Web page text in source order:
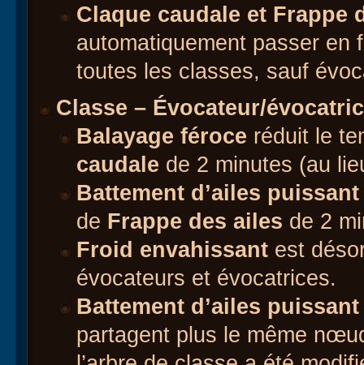
Claque caudale et Frappe
automatiquement passer en
toutes les classes, sauf
Classe – Évocateur/
Balayage féroce réduit le
caudale de 2 minutes (au
Battement d’ailes puissant
de Frappe des ailes de 2
Froid envahissant est
évocateurs et évocatrices.
Battement d’ailes puissant
partagent plus le même